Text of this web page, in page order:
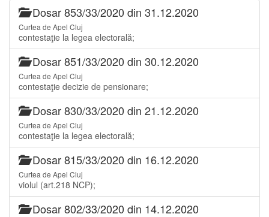
Dosar 853/33/2020 din 31.12.2020
Curtea de Apel Cluj
contestaţie la legea electorală;
Dosar 851/33/2020 din 30.12.2020
Curtea de Apel Cluj
contestaţie decizie de pensionare;
Dosar 830/33/2020 din 21.12.2020
Curtea de Apel Cluj
contestaţie la legea electorală;
Dosar 815/33/2020 din 16.12.2020
Curtea de Apel Cluj
violul (art.218 NCP);
Dosar 802/33/2020 din 14.12.2020